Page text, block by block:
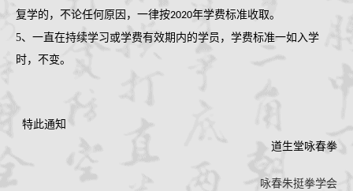
复学的，不论任何原因，一律按2020年学费标准收取。
5、一直在持续学习或学费有效期内的学员，学费标准一如入学
时，不变。
特此通知
道生堂咏春拳
咏春朱挺拳学会